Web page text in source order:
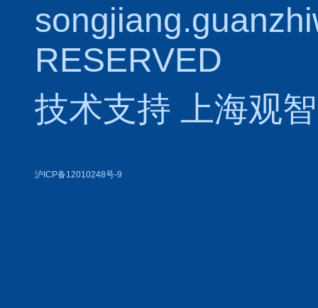
RESERVED
技术支持
上海观
沪ICP备12010248号-9